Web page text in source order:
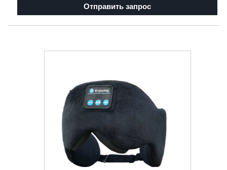
Отправить запрос